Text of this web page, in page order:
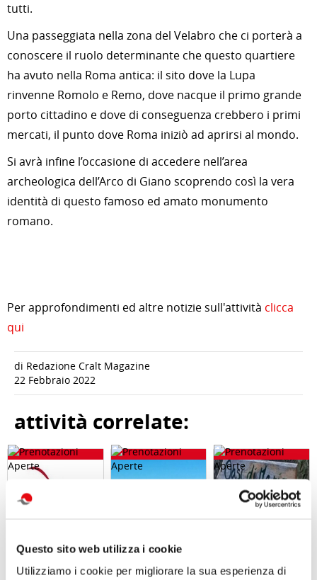
Questo sito web utilizza i cookie
Utilizziamo i cookie per migliorare la sua esperienza di
tutti.
Una passeggiata nella zona del Velabro che ci porterà a
conoscere il ruolo determinante che questo quartiere
ha avuto nella Roma antica: il sito dove la Lupa
rinvenne Romolo e Remo, dove nacque il primo grande
porto cittadino e dove di conseguenza crebbero i primi
mercati, il punto dove Roma iniziò ad aprirsi al mondo.
Si avrà infine l’occasione di accedere nell’area
archeologica dell’Arco di Giano scoprendo così la vera
identità di questo famoso ed amato monumento
romano.
Per approfondimenti ed altre notizie sull'attività clicca
qui
di Redazione Cralt Magazine
22 Febbraio 2022
attività correlate: